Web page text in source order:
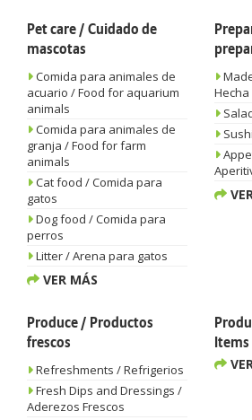
Pet care / Cuidado de
mascotas
Comida para animales de
acuario / Food for aquarium
animals
Comida para animales de
granja / Food for farm
animals
Cat food / Comida para
gatos
Dog food / Comida para
perros
Litter / Arena para gatos
VER MÁS
Produce / Productos
frescos
Refreshments / Refrigerios
Fresh Dips and Dressings /
Aderezos Frescos
Items